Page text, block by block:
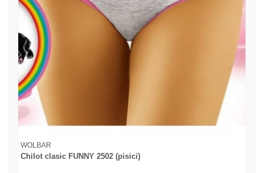
WOLBAR
Chilot clasic FUNNY 2502 (pisici)